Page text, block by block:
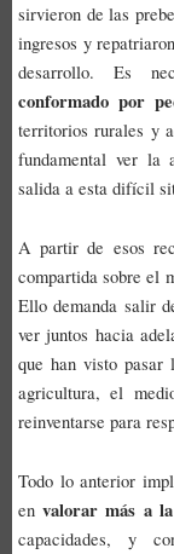
sirvieron de las
ingresos y
desarrollo. Es
conformado por
territorios rurales y
fundamental ver la
salida a esta difícil
A partir de esos
compartida sobre el
Ello demanda salir
ver juntos hacia
que han visto
agricultura, el
reinventarse para
Todo lo anterior
envalorar más a
capacidades, y